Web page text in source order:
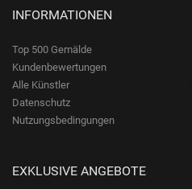
INFORMATIONEN
Top 500 Gemälde
Kundenbewertungen
Alle Künstler
Datenschutz
Nutzungsbedingungen
EXKLUSIVE ANGEBOTE